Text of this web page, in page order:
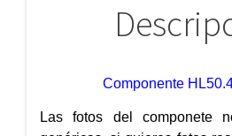
Componente
Las fotos del componete